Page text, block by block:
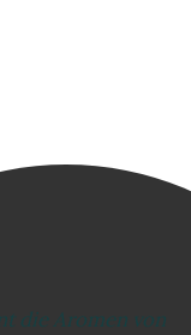
die Aromen von